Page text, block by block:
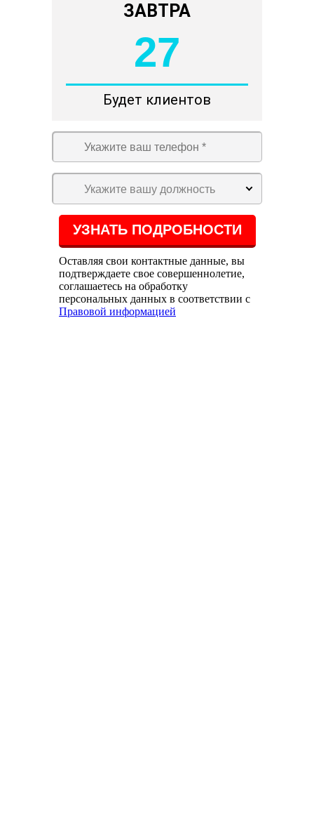
ЗАВТРА
27
Будет клиентов
Укажите вашу должность
Оставляя свои контактные данные, вы
подтверждаете свое совершеннолетие,
соглашаетесь на обработку
персональных данных в соответствии с
Правовой информацией